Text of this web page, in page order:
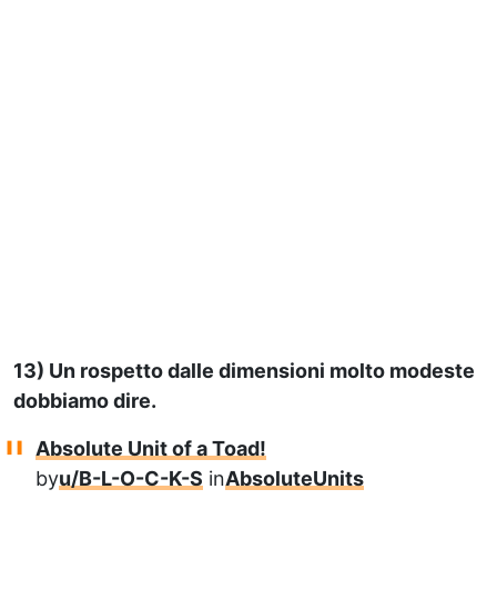
13) Un rospetto dalle dimensioni molto modeste
dobbiamo dire.
Absolute Unit of a Toad!
byu/B-L-O-C-K-S inAbsoluteUnits